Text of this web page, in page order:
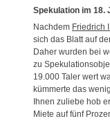
Spekulation im 18.
Nachdem Friedrich
sich das Blatt auf
Daher wurden bei
zu
19.000 Taler wert
kümmerte das
Ihnen zuliebe hob
Miete auf fünf